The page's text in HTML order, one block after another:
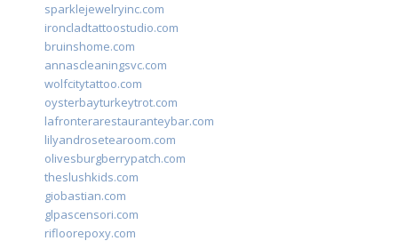
sparklejewelryinc.com
ironcladtattoostudio.com
bruinshome.com
annascleaningsvc.com
wolfcitytattoo.com
oysterbayturkeytrot.com
lafronterarestauranteybar.com
lilyandrosetearoom.com
olivesburgberrypatch.com
theslushkids.com
giobastian.com
glpascensori.com
rifloorepoxy.com